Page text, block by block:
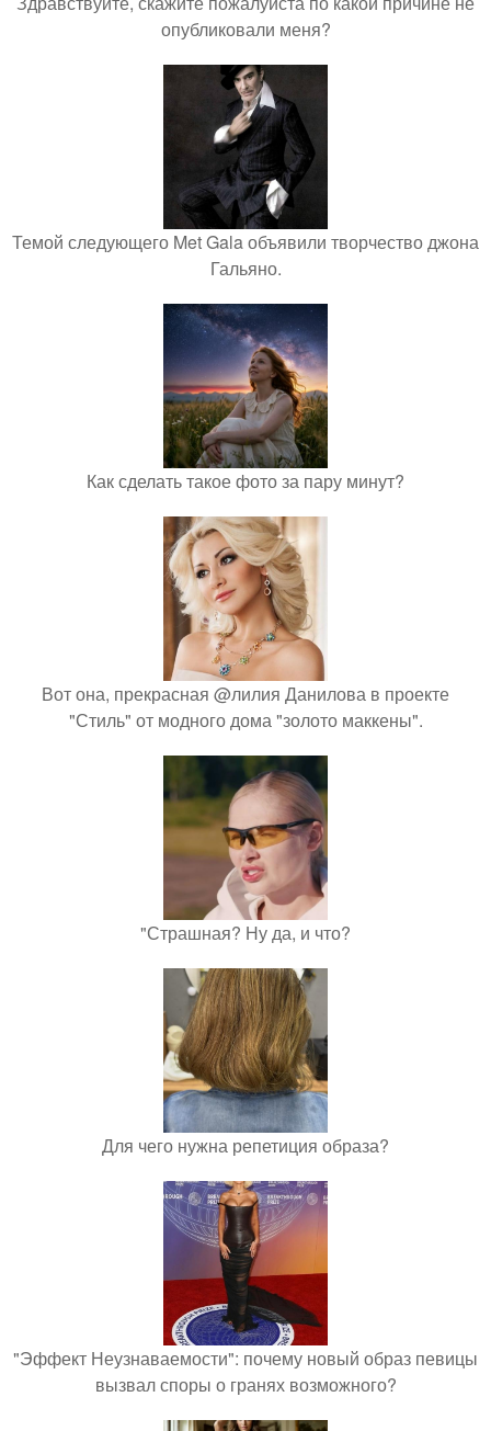
опубликовали меня?
Темой следующего Met Gala объявили творчество джона
Гальяно.
Как сделать такое фото за пару минут?
Вот она, прекрасная @лилия Данилова в проекте
"Стиль" от модного дома "золото маккены".
"Страшная? Ну да, и что?
Для чего нужна репетиция образа?
"Эффект Неузнаваемости": почему новый образ певицы
вызвал споры о гранях возможного?